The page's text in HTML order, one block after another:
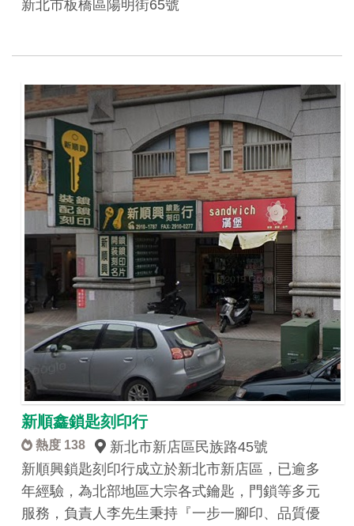
新北市板橋區陽明街65號
新順鑫鎖匙刻印行
熱度 138
新北市新店區民族路45號
新順興鎖匙刻印行成立於新北市新店區，已逾多
年經驗，為北部地區大宗各式鑰匙，門鎖等多元
服務，負責人李先生秉持『一步一腳印、品質優